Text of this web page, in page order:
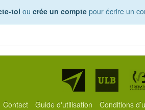
toi ou crée un compte pour écrire un
Contact Guide d'utilisation Conditions